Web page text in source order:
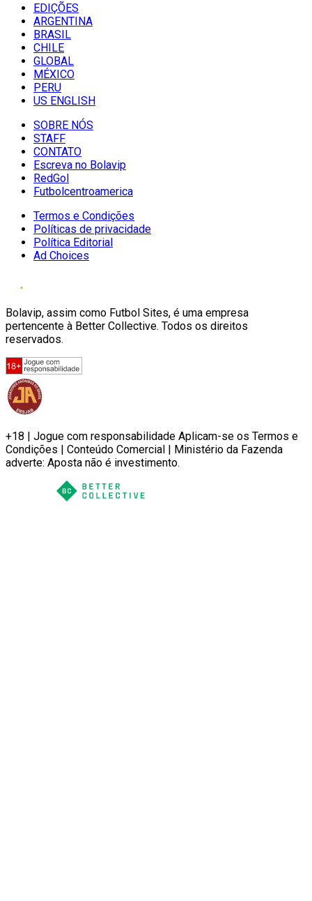
EDIÇÕES
ARGENTINA
BRASIL
CHILE
GLOBAL
MÉXICO
PERU
US ENGLISH
SOBRE NÓS
STAFF
CONTATO
Escreva no Bolavip
RedGol
Futbolcentroamerica
Termos e Condições
Políticas de privacidade
Política Editorial
Ad Choices
Bolavip, assim como Futbol Sites, é uma empresa
pertencente à Better Collective. Todos os direitos
reservados.
+18 | Jogue com responsabilidade Aplicam-se os Termos e
Condições | Conteúdo Comercial | Ministério da Fazenda
adverte: Aposta não é investimento.